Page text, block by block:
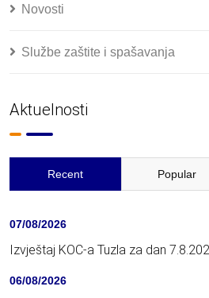
Novosti
Službe zaštite i spašavanja
Aktuelnosti
Recent Popular
07/08/2026
Izvještaj KOC-a Tuzla za dan
06/08/2026